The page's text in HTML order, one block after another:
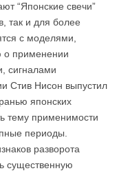
“Японские свечи”
так и для более
с моделями,
о применении
сигналами
Стив Нисон выпустил
японских
тему применимости
периоды.
разворота
существенную